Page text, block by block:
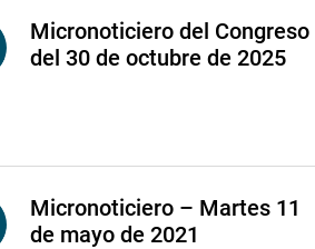
Micronoticiero del Congreso
del 30 de octubre de 2025
Micronoticiero – Martes 11
de mayo de 2021